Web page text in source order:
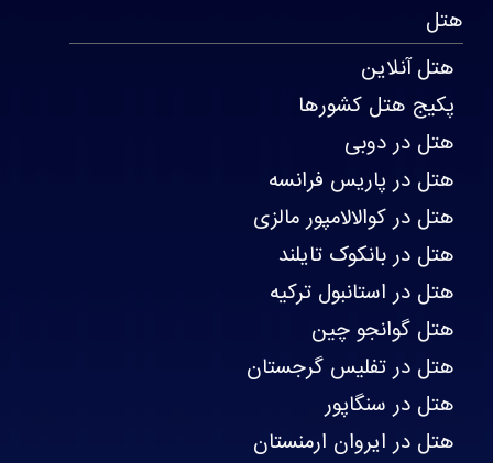
هتل
هتل آنلاین
پکیج هتل کشورها
هتل در دوبی
هتل در پاریس فرانسه
هتل در کوالالامپور مالزی
هتل در بانکوک تایلند
هتل در استانبول ترکیه
هتل گوانجو چین
هتل در تفلیس گرجستان
هتل در سنگاپور
هتل در ایروان ارمنستان